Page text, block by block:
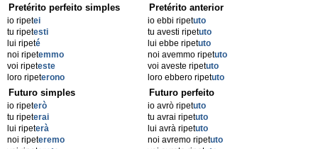
Pretérito perfeito simples
io ripetei
tu ripetesti
lui ripeté
noi ripetemmo
voi ripeteste
loro ripeterono
Pretérito anterior
io ebbi ripetuto
tu avesti ripetuto
lui ebbe ripetuto
noi avemmo ripetuto
voi aveste ripetuto
loro ebbero ripetuto
Futuro simples
io ripeterò
tu ripeterai
lui ripeterà
noi ripeteremo
Futuro perfeito
io avrò ripetuto
tu avrai ripetuto
lui avrà ripetuto
noi avremo ripetuto